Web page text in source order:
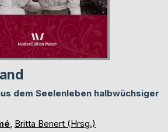
dem Seelenleben halbwüchsiger
Britta Benert (Hrsg.)